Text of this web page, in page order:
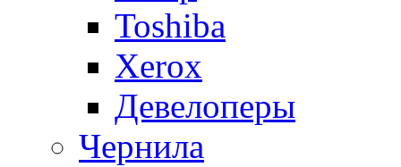
Toshiba
Xerox
Девелоперы
Чернила